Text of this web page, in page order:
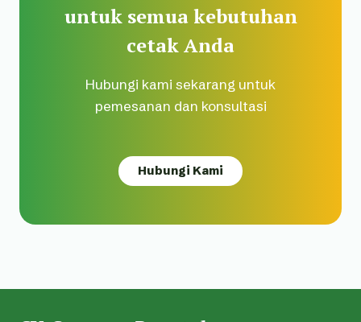
untuk semua kebutuhan
cetak Anda
Hubungi kami sekarang untuk
pemesanan dan konsultasi
Hubungi Kami